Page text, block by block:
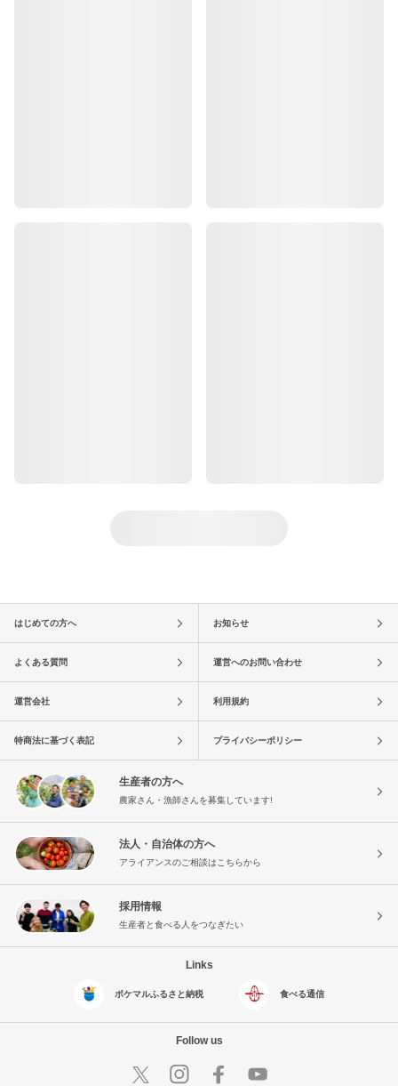
はじめての方へ お知らせ
よくある質問 運営へのお問い合わせ
運営会社 利用規約
特商法に基づく表記 プライバシーポリシー
生産者の方へ
農家さん・漁師さんを募集しています!
法人・自治体の方へ
アライアンスのご相談はこちらから
採用情報
生産者と食べる人をつなぎたい
Links
ポケマルふるさと納税 食べる通信
Follow us